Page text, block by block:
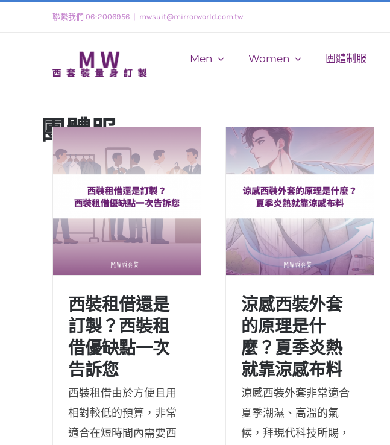
聯繫我們 06-2006956 mwsuit@mirrorworld.com.tw
Men Women 團體制服
團體服
西裝租借還是訂製？西裝
租借優缺點一次告訴您
西裝租借還是
訂製？西裝租
借優缺點一次
告訴您
西裝租借由於方便且用
相對較低的預算，非常
適合在短時間內需要西
涼感西裝外套的原理是什
麼？夏季炎熱就靠涼感布
料
涼感西裝外套
的原理是什
麼？夏季炎熱
就靠涼感布料
涼感西裝外套非常適合
夏季潮濕、高溫的氣
候，拜現代科技所賜，